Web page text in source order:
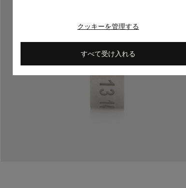
クッキーを管理する
すべて受け入れる